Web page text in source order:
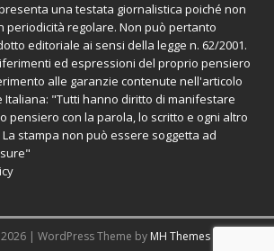
una testata giornalistica poiché non
periodicità regolare. Non può pertanto
editoriale ai sensi della legge n. 62/2001.
ed espressioni del proprio pensiero
alle garanzie contenute nell'articolo
Italiana: "Tutti hanno diritto di manifestare
pensiero con la parola, lo scritto e ogni altro
stampa non può essere soggetta ad
| WordPress Theme by MH Themes